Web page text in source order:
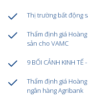
Thị trường bất động
Thẩm định giá
sản cho VAMC
9 BỐI CẢNH KINH TẾ
Thẩm định giá
ngân hàng Agribank